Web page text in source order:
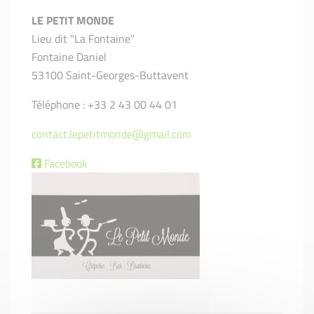
LE PETIT MONDE
Lieu dit "La Fontaine"
Fontaine Daniel
53100 Saint-Georges-Buttavent
Téléphone : +33 2 43 00 44 01
contact.lepetitmonde@gmail.com
Facebook